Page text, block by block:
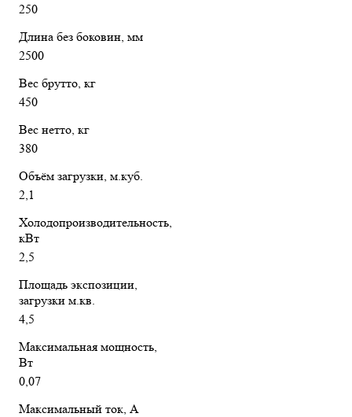
250
Длина без боковин, мм
2500
Вес брутто, кг
450
Вес нетто, кг
380
Объём загрузки, м.куб.
2,1
Холодопроизводительность,
кВт
2,5
Площадь экспозиции,
загрузки м.кв.
4,5
Максимальная мощность,
Вт
0,07
Максимальный ток, А